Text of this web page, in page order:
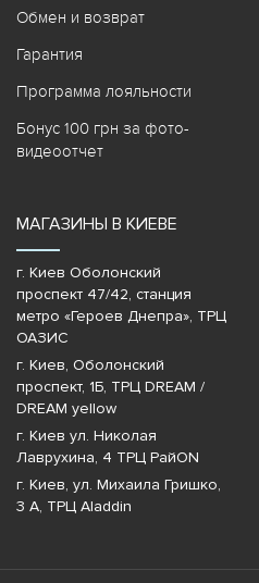
Обмен и возврат
Гарантия
Программа лояльности
Бонус 100 грн за фото-
видеоотчет
МАГАЗИНЫ В КИЕВЕ
г. Киев Оболонский
проспект 47/42, станция
метро «Героев Днепра»‎, ТРЦ
ОАЗИС
г. Киев, Оболонский
проспект, 1Б, ТРЦ DREAM /
DREAM yellow
г. Киев ул. Николая
Лаврухина, 4 ТРЦ РайON
г. Киев, ул. Михаила Гришко,
3 А, ТРЦ Aladdin